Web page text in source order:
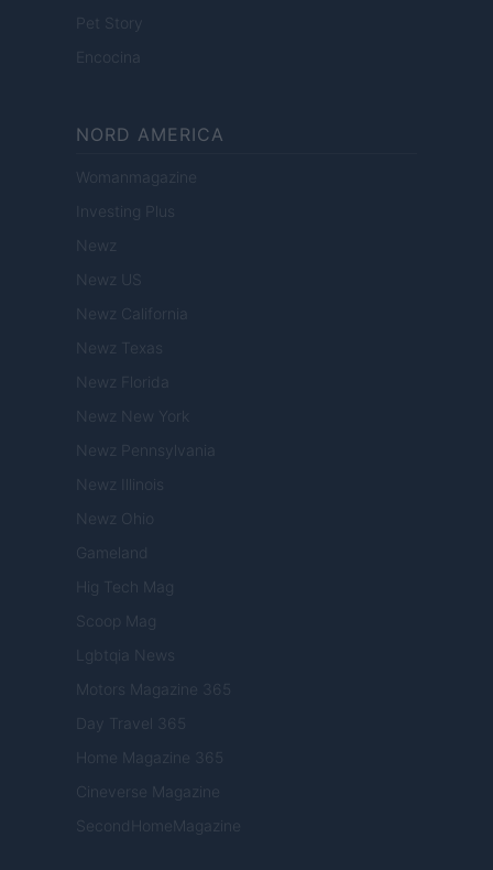
Pet Story
Encocina
NORD AMERICA
Womanmagazine
Investing Plus
Newz
Newz US
Newz California
Newz Texas
Newz Florida
Newz New York
Newz Pennsylvania
Newz Illinois
Newz Ohio
Gameland
Hig Tech Mag
Scoop Mag
Lgbtqia News
Motors Magazine 365
Day Travel 365
Home Magazine 365
Cineverse Magazine
SecondHomeMagazine